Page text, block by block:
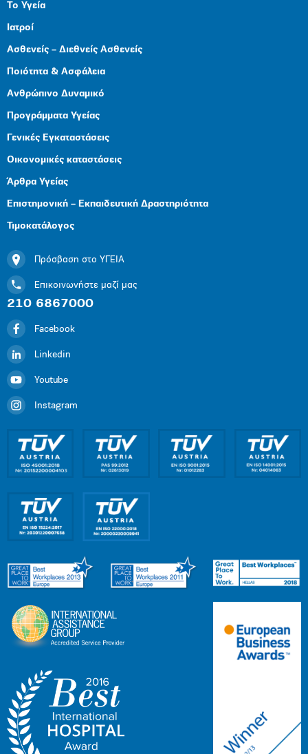
Το Υγεία
Ιατροί
Ασθενείς – Διεθνείς Ασθενείς
Ποιότητα & Ασφάλεια
Ανθρώπινο Δυναμικό
Προγράμματα Υγείας
Γενικές Εγκαταστάσεις
Οικονομικές καταστάσεις
Άρθρα Υγείας
Επιστημονική – Εκπαιδευτική Δραστηριότητα
Τιμοκατάλογος
Πρόσβαση στο ΥΓΕΙΑ
Επικοινωνήστε μαζί μας
210 6867000
Facebook
Linkedin
Youtube
Instagram